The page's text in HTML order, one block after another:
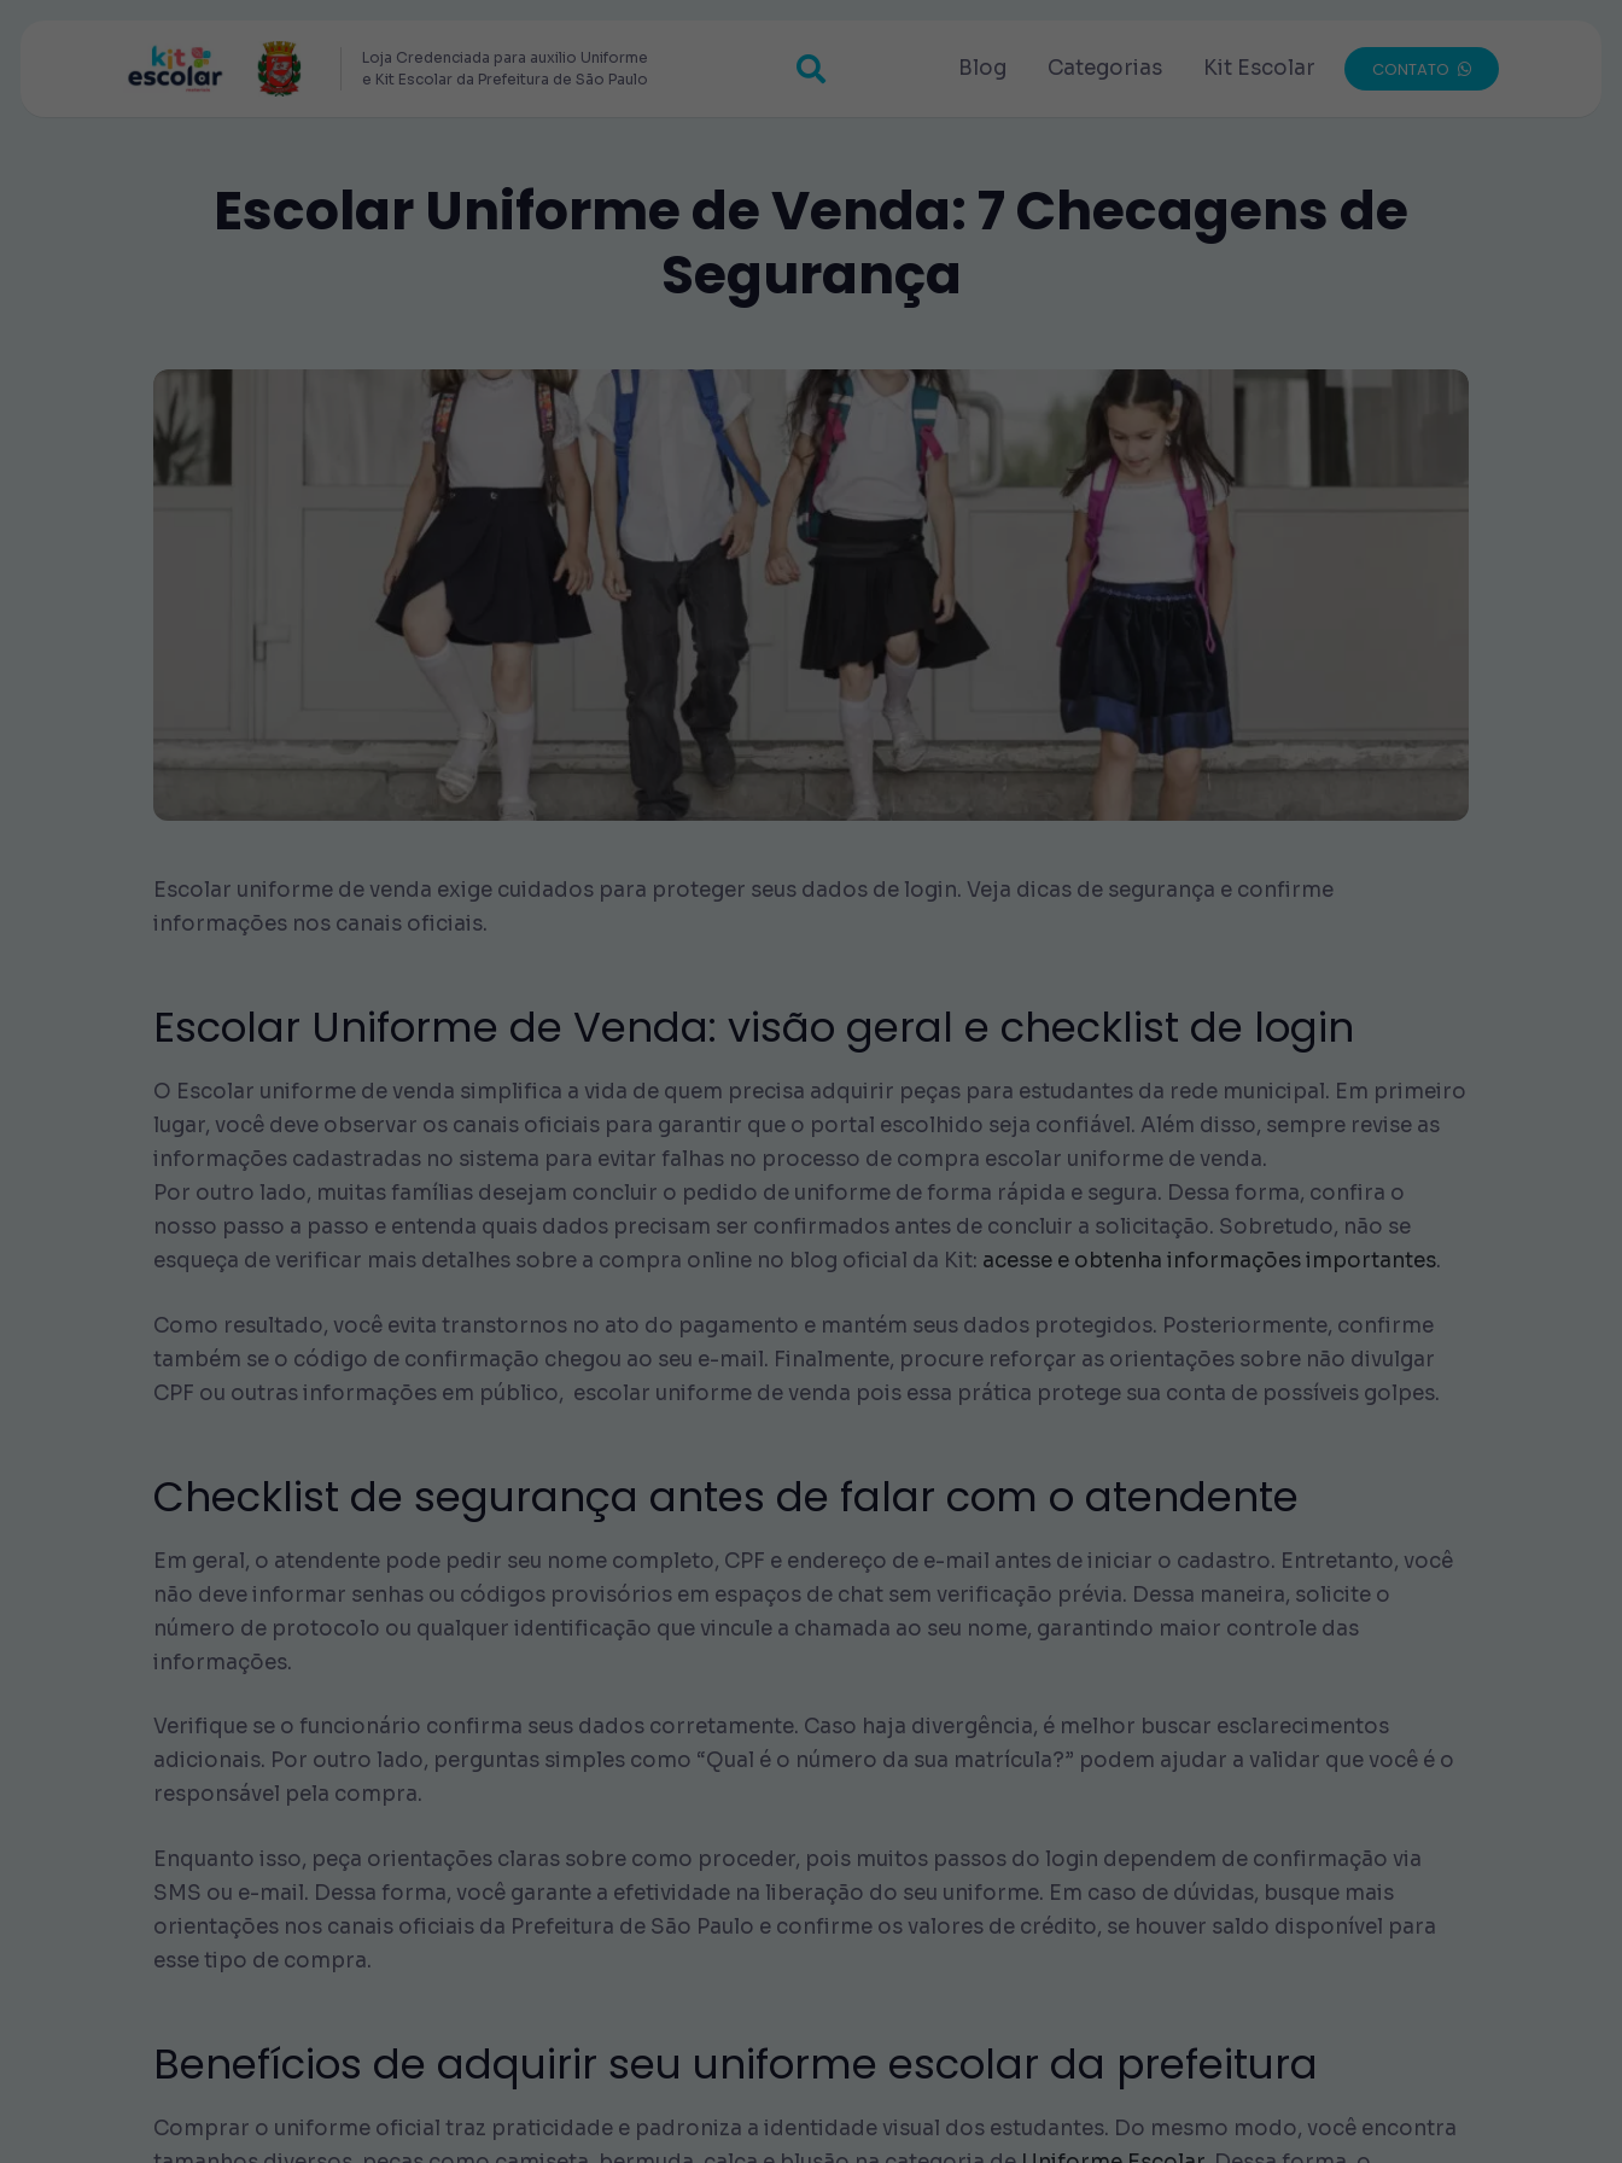
Loja Credenciada para auxilio Uniforme
e Kit Escolar da Prefeitura de São Paulo
Blog Categorias Kit Escolar CONTATO
Escolar Uniforme de Venda: 7 Checagens de
Segurança
Escolar uniforme de venda exige cuidados para proteger seus dados de login. Veja dicas de segurança e confirme
informações nos canais oficiais.
Escolar Uniforme de Venda: visão geral e checklist de login
O Escolar uniforme de venda simplifica a vida de quem precisa adquirir peças para estudantes da rede municipal. Em primeiro
lugar, você deve observar os canais oficiais para garantir que o portal escolhido seja confiável. Além disso, sempre revise as
informações cadastradas no sistema para evitar falhas no processo de compra escolar uniforme de venda.
Por outro lado, muitas famílias desejam concluir o pedido de uniforme de forma rápida e segura. Dessa forma, confira o
nosso passo a passo e entenda quais dados precisam ser confirmados antes de concluir a solicitação. Sobretudo, não se
esqueça de verificar mais detalhes sobre a compra online no blog oficial da Kit: acesse e obtenha informações importantes.
Como resultado, você evita transtornos no ato do pagamento e mantém seus dados protegidos. Posteriormente, confirme
também se o código de confirmação chegou ao seu e-mail. Finalmente, procure reforçar as orientações sobre não divulgar
CPF ou outras informações em público, escolar uniforme de venda pois essa prática protege sua conta de possíveis golpes.
Checklist de segurança antes de falar com o atendente
Em geral, o atendente pode pedir seu nome completo, CPF e endereço de e-mail antes de iniciar o cadastro. Entretanto, você
não deve informar senhas ou códigos provisórios em espaços de chat sem verificação prévia. Dessa maneira, solicite o
número de protocolo ou qualquer identificação que vincule a chamada ao seu nome, garantindo maior controle das
informações.
Verifique se o funcionário confirma seus dados corretamente. Caso haja divergência, é melhor buscar esclarecimentos
adicionais. Por outro lado, perguntas simples como “Qual é o número da sua matrícula?” podem ajudar a validar que você é o
responsável pela compra.
Enquanto isso, peça orientações claras sobre como proceder, pois muitos passos do login dependem de confirmação via
SMS ou e-mail. Dessa forma, você garante a efetividade na liberação do seu uniforme. Em caso de dúvidas, busque mais
orientações nos canais oficiais da Prefeitura de São Paulo e confirme os valores de crédito, se houver saldo disponível para
esse tipo de compra.
Benefícios de adquirir seu uniforme escolar da prefeitura
Comprar o uniforme oficial traz praticidade e padroniza a identidade visual dos estudantes. Do mesmo modo, você encontra